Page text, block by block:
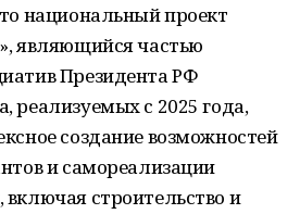
национальный проект
являющийся частью
Президента РФ
реализуемых с 2025 года,
создание возможностей
и самореализации
строительство и